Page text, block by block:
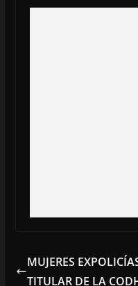
MUJERES
TITULAR DE LA